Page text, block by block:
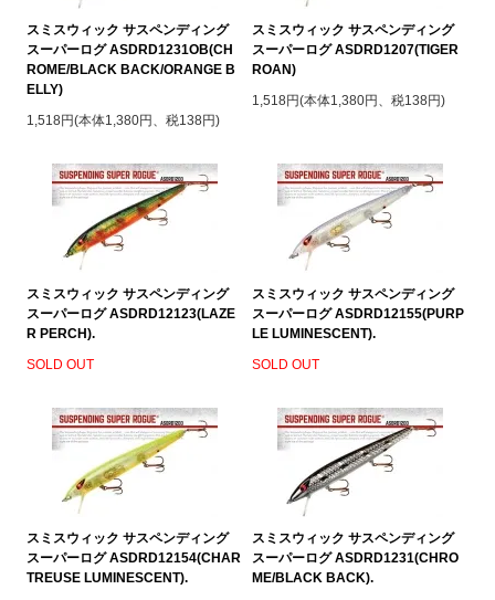
スミスウィック サスペンディング
スーパーログ ASDRD1231OB(CH
ROME/BLACK BACK/ORANGE B
ELLY)
1,518円(本体1,380円、税138円)
スミスウィック サスペンディング
スーパーログ ASDRD1207(TIGER
ROAN)
1,518円(本体1,380円、税138円)
スミスウィック サスペンディング
スーパーログ ASDRD12123(LAZE
R PERCH).
SOLD OUT
スミスウィック サスペンディング
スーパーログ ASDRD12155(PURP
LE LUMINESCENT).
SOLD OUT
スミスウィック サスペンディング
スーパーログ ASDRD12154(CHAR
TREUSE LUMINESCENT).
スミスウィック サスペンディング
スーパーログ ASDRD1231(CHRO
ME/BLACK BACK).